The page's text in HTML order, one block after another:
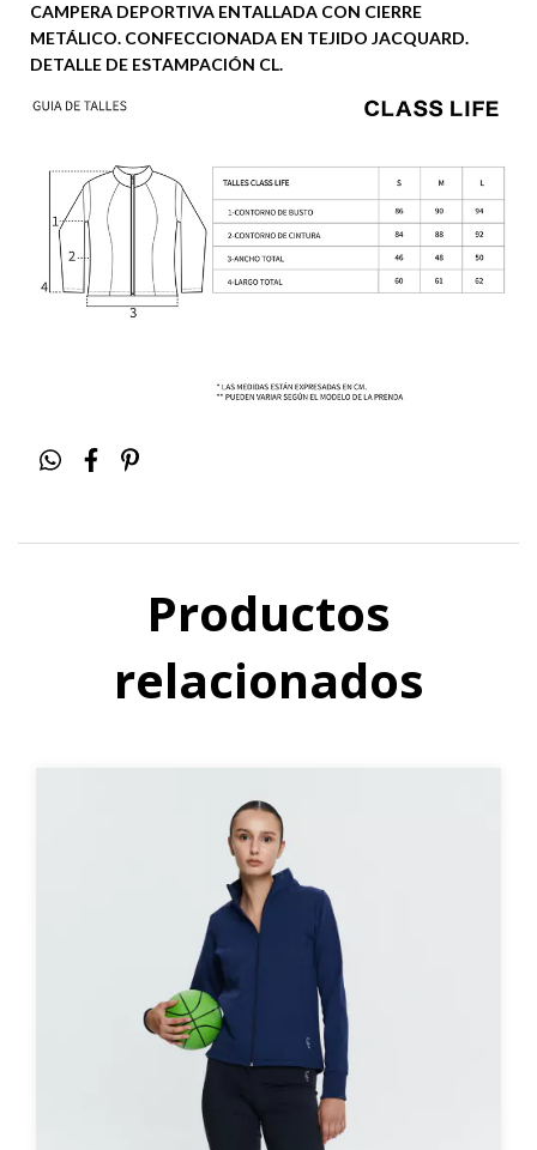
CAMPERA DEPORTIVA ENTALLADA CON CIERRE
METÁLICO. CONFECCIONADA EN TEJIDO JACQUARD.
DETALLE DE ESTAMPACIÓN CL.
Productos
relacionados